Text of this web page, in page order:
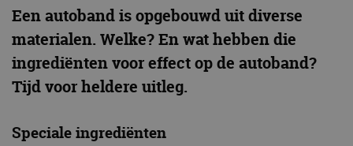
Een autoband is opgebouwd uit diverse
materialen. Welke? En wat hebben die
ingrediënten voor effect op de autoband?
Tijd voor heldere uitleg.
Speciale ingrediënten